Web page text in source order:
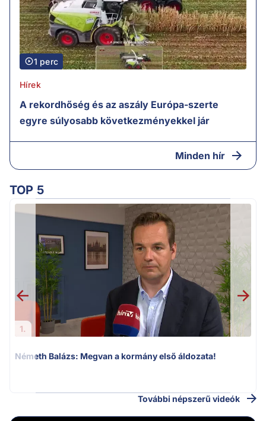
1 perc
Hírek
A rekordhőség és az aszály Európa-szerte
egyre súlyosabb következményekkel jár
Minden hír
TOP 5
1.
Németh Balázs: Megvan a kormány első áldozata!
További népszerű videók